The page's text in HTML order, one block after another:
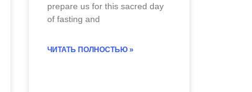
prepare us for this sacred day
of fasting and
ЧИТАТЬ ПОЛНОСТЬЮ »